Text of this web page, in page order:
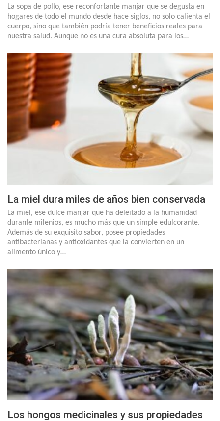
La sopa de pollo, ese reconfortante manjar que se degusta en
hogares de todo el mundo desde hace siglos, no solo calienta el
cuerpo, sino que también podría tener beneficios reales para
nuestra salud. Aunque no es una cura absoluta para los…
La miel dura miles de años bien conservada
La miel, ese dulce manjar que ha deleitado a la humanidad
durante milenios, es mucho más que un simple edulcorante.
Además de su exquisito sabor, posee propiedades
antibacterianas y antioxidantes que la convierten en un
alimento único y…
Los hongos medicinales y sus propiedades